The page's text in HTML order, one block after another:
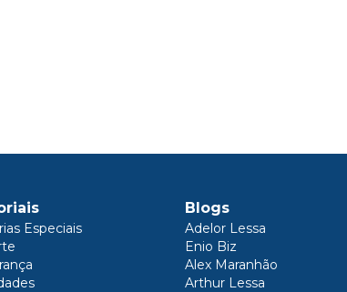
Especiais
Blogs
Adelor Lessa
Enio Biz
Alex Maranhão
Arthur Lessa